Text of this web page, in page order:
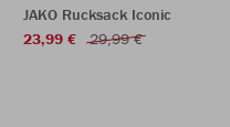
JAKO Rucksack Iconic
23,99 €
29,99 €